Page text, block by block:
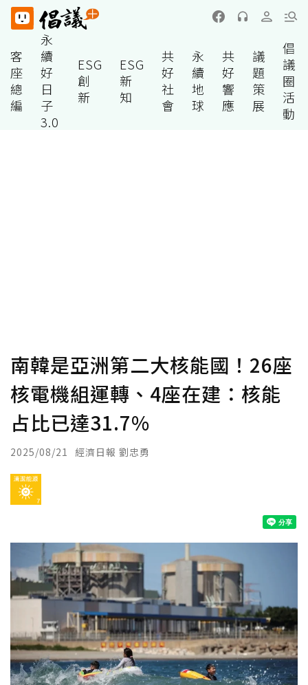
客
座
總
編
永
續
好
日
子
3.0
ESG
創
新
ESG
新
知
共
好
社
會
永
續
地
球
共
好
響
應
議
題
策
展
倡
議
圈
活
動
南韓是亞洲第二大核能國！26座
核電機組運轉、4座在建：核能
占比已達31.7%
2025/08/21 經濟日報 劉忠勇